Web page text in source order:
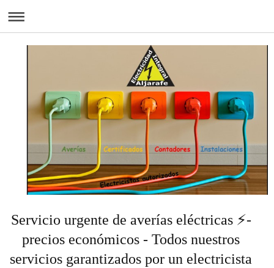
Servicio urgente de averías eléctricas ⚡-
precios económicos - Todos nuestros
servicios garantizados por un electricista